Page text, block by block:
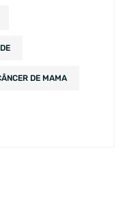
DE MAMA